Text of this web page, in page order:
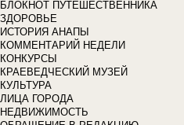
БЛОКНОТ ПУТЕШЕСТВЕННИКА
ЗДОРОВЬЕ
ИСТОРИЯ АНАПЫ
КОММЕНТАРИЙ НЕДЕЛИ
КОНКУРСЫ
КРАЕВЕДЧЕСКИЙ МУЗЕЙ
КУЛЬТУРА
ЛИЦА ГОРОДА
НЕДВИЖИМОСТЬ